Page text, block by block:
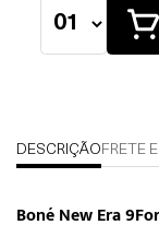
DESCRIÇÃO FRETE
Boné New Era